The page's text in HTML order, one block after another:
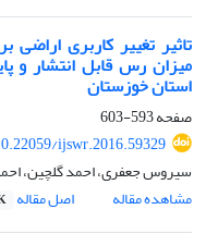
تاثیر تغییر کاربری
میزان رس قابل انتشار و
استان خوزستان
صفحه593-603
ijswr.2016.59329
سیروس جعفری، احمد گلچین،
مشاهده مقاله
اصل مقاله